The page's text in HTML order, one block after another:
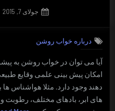
Posted
جولای 7, 2015
درباره خواب روشن
آیا می توان در خواب روشن به
امکان پیش بینی علمی وقایع
دهند وجود دارد. مثلا هواشناس
های ابر، بادهای مختلف، رطوبت و